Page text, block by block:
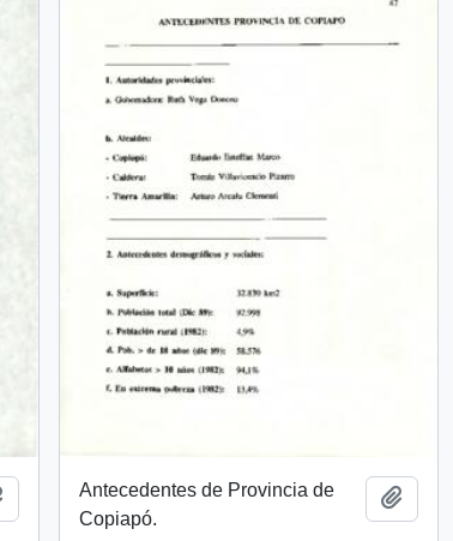
Añadir al portapapeles
Antecedentes de Provincia de
Copiapó.